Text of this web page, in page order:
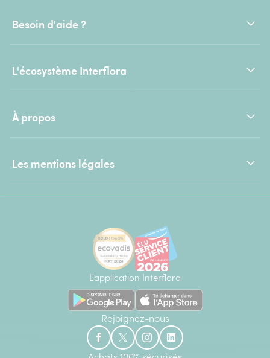
Besoin d'aide ?
L'écosystème Interflora
À propos
Les mentions légales
L'application Interflora
Rejoignez-nous